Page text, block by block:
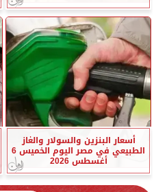
أسعار البنزين والسولار والغاز
الطبيعي في مصر اليوم الخميس 6
أغسطس 2026